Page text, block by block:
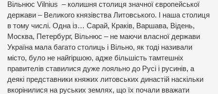
Вільнюс Vilnius – колишня столиця значної європейської
держави – Великого князівства Литовського. І наша столиця
в тому числі. Одна із… Сарай, Краків, Варшава, Відень,
Москва, Петербург, Вільнюс – не маючи власної держави
Україна мала багато столиць і Вільно, як тоді називали
місто, було не найгіршою, адже більшість тамтешніх
правителів ставилися дуже лояльно до Русі і русинів, а
деякі представники княжих литовських династій наскільки
вкорінилися на руських землях, що їх почали вважати